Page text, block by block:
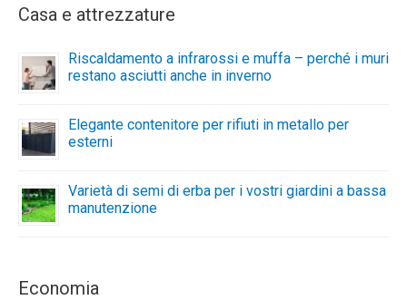
Casa e attrezzature
Riscaldamento a infrarossi e muffa – perché i muri
restano asciutti anche in inverno
Elegante contenitore per rifiuti in metallo per
esterni
Varietà di semi di erba per i vostri giardini a bassa
manutenzione
Economia